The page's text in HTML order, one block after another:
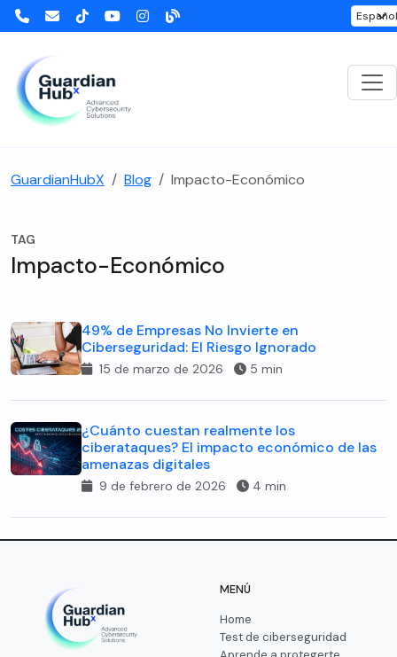
GuardianHubX Blog Impacto-Económico
TAG
Impacto-Económico
49% de Empresas No Invierte en
Ciberseguridad: El Riesgo Ignorado
15 de marzo de 2026 5 min
¿Cuánto cuestan realmente los
ciberataques? El impacto económico de las
amenazas digitales
9 de febrero de 2026 4 min
MENÚ
Home
Test de ciberseguridad